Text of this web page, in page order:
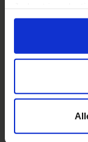
onder aan de
toekomst
Over Shoestring
Privacybeleid
Cookies instellingen
Disclaimer &